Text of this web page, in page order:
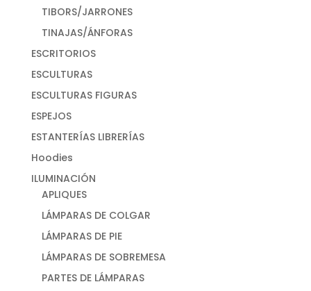
TIBORS/JARRONES
TINAJAS/ÁNFORAS
ESCRITORIOS
ESCULTURAS
ESCULTURAS FIGURAS
ESPEJOS
ESTANTERÍAS LIBRERÍAS
Hoodies
ILUMINACIÓN
APLIQUES
LÁMPARAS DE COLGAR
LÁMPARAS DE PIE
LÁMPARAS DE SOBREMESA
PARTES DE LÁMPARAS